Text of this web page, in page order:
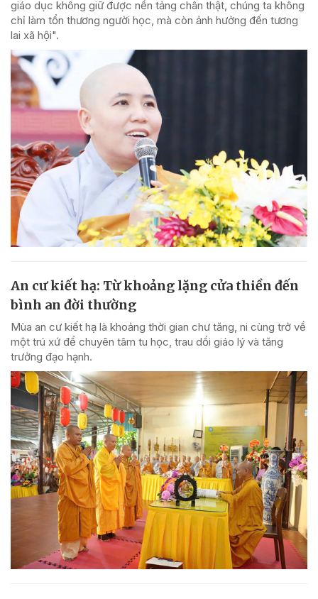
giáo dục không giữ được nền tảng chân thật, chúng ta không
chỉ làm tổn thương người học, mà còn ảnh hưởng đến tương
lai xã hội".
An cư kiết hạ: Từ khoảng lặng cửa thiền đến
bình an đời thường
Mùa an cư kiết hạ là khoảng thời gian chư tăng, ni cùng trở về
một trú xứ để chuyên tâm tu học, trau dồi giáo lý và tăng
trưởng đạo hạnh.